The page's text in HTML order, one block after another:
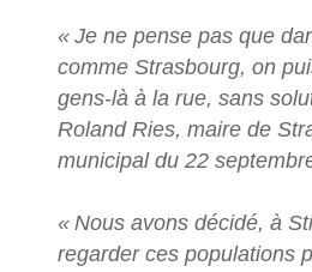
« Je ne pense pas que
comme Strasbourg, on
gens-là à la rue, sans
Roland Ries, maire de
municipal du 22
« Nous avons décidé, à
regarder ces populations